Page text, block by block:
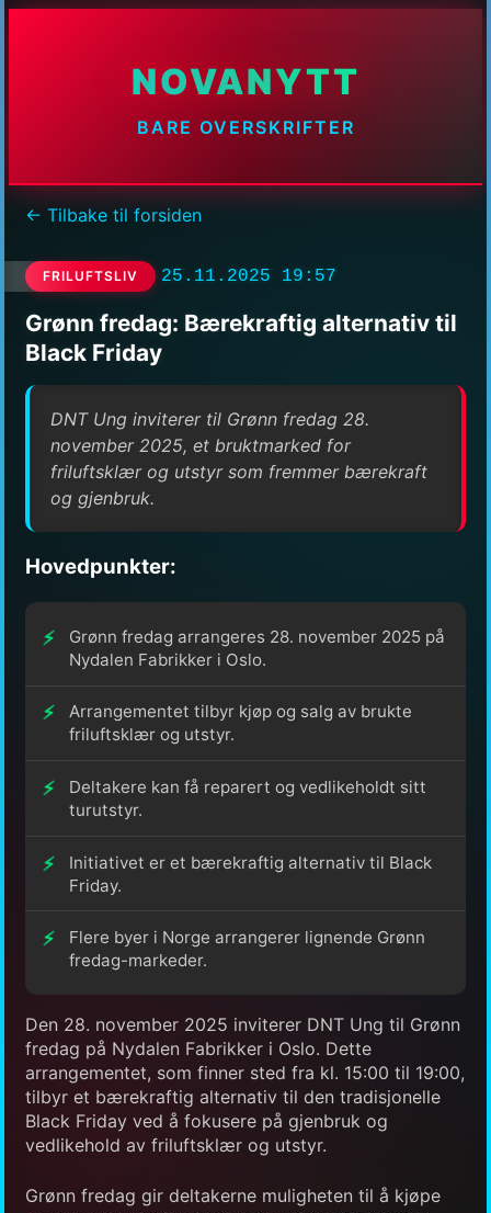
NOVANYTT
BARE OVERSKRIFTER
← Tilbake til forsiden
FRILUFTSLIV 25.11.2025 19:57
Grønn fredag: Bærekraftig alternativ til
Black Friday
DNT Ung inviterer til Grønn fredag 28.
november 2025, et bruktmarked for
friluftsklær og utstyr som fremmer bærekraft
og gjenbruk.
Hovedpunkter:
Grønn fredag arrangeres 28. november 2025 på
Nydalen Fabrikker i Oslo.
Arrangementet tilbyr kjøp og salg av brukte
friluftsklær og utstyr.
Deltakere kan få reparert og vedlikeholdt sitt
turutstyr.
Initiativet er et bærekraftig alternativ til Black
Friday.
Flere byer i Norge arrangerer lignende Grønn
fredag-markeder.
Den 28. november 2025 inviterer DNT Ung til Grønn
fredag på Nydalen Fabrikker i Oslo. Dette
arrangementet, som finner sted fra kl. 15:00 til 19:00,
tilbyr et bærekraftig alternativ til den tradisjonelle
Black Friday ved å fokusere på gjenbruk og
vedlikehold av friluftsklær og utstyr.
Grønn fredag gir deltakerne muligheten til å kjøpe